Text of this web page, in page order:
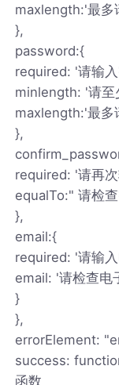
maxlength:'最多
},
password:{
required: '请输
minlength: '请至
maxlength:'最多
},
required: '请再
equalTo:" 请检
},
email:{
required: '请输
email: '请检查电
}
},
errorElement:
success:
函数